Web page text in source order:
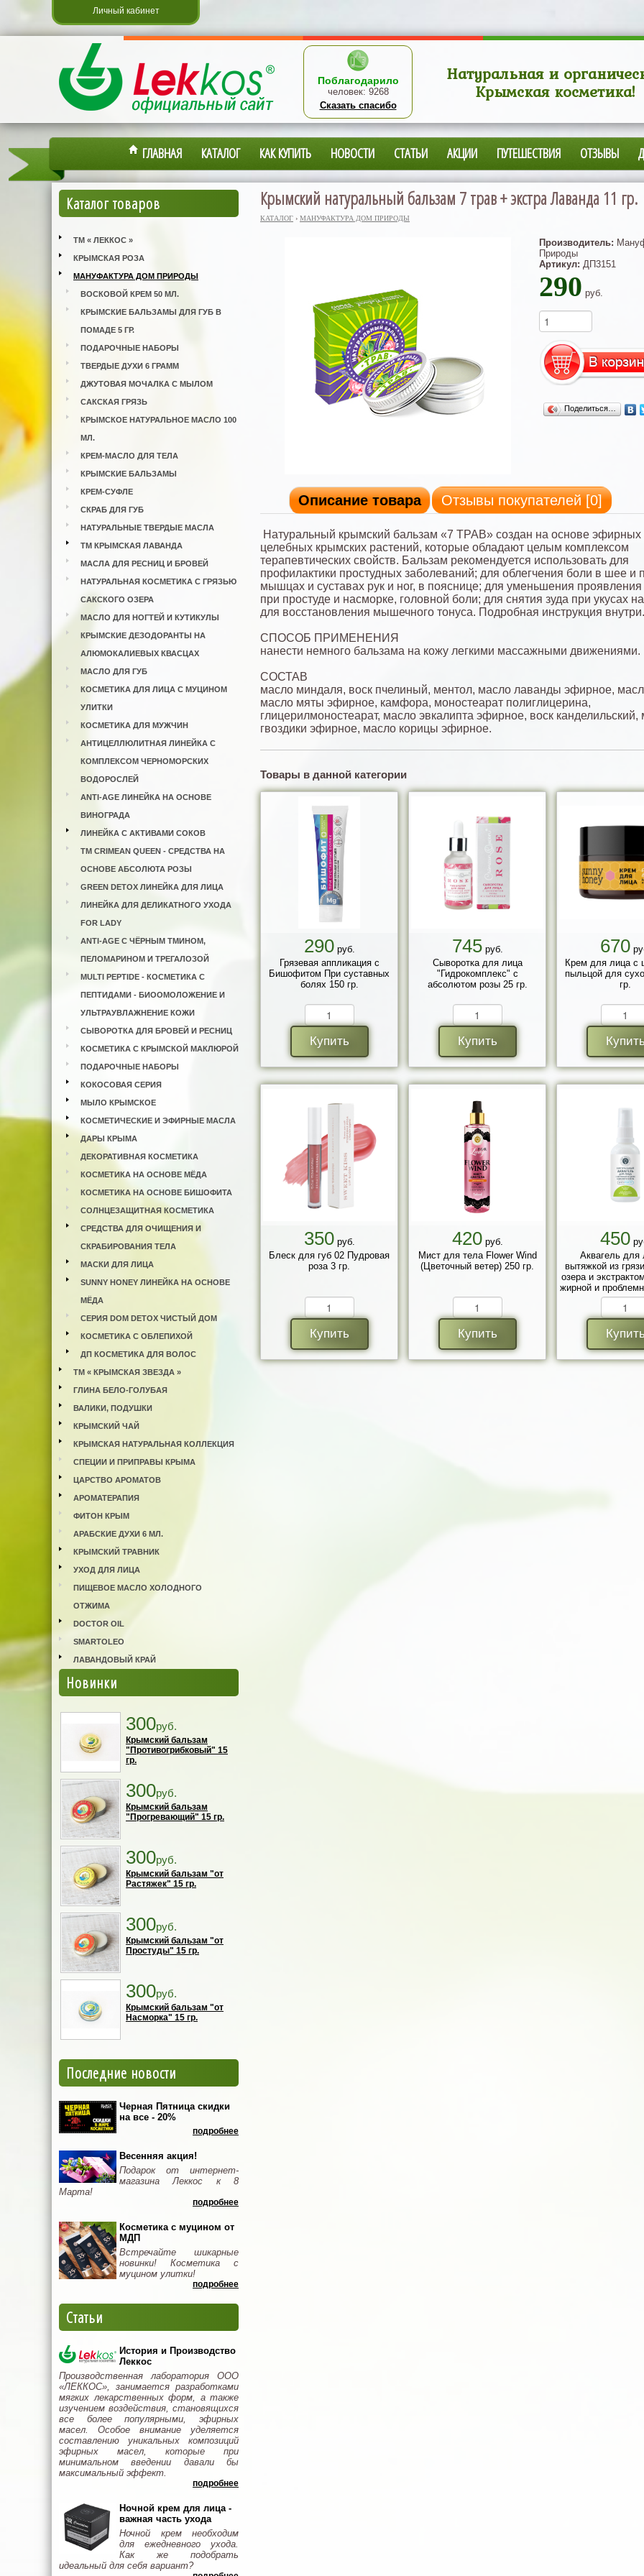
Личный кабинет
Поблагодарило
человек: 9268
Сказать спасибо
Натуральная и
Крымская косметика!
ГЛАВНАЯ КАТАЛОГ КАК КУПИТЬ НОВОСТИ СТАТЬИ АКЦИИ ПУТЕШЕСТВИЯ ОТЗЫВЫ
Каталог товаров
ТМ « ЛЕККОС »
КРЫМСКАЯ РОЗА
МАНУФАКТУРА ДОМ ПРИРОДЫ
ВОСКОВОЙ КРЕМ 50 МЛ.
КРЫМСКИЕ БАЛЬЗАМЫ ДЛЯ ГУБ В
ПОМАДЕ 5 ГР.
ПОДАРОЧНЫЕ НАБОРЫ
ТВЕРДЫЕ ДУХИ 6 ГРАММ
ДЖУТОВАЯ МОЧАЛКА С МЫЛОМ
САКСКАЯ ГРЯЗЬ
КРЫМСКОЕ НАТУРАЛЬНОЕ МАСЛО 100
МЛ.
КРЕМ-МАСЛО ДЛЯ ТЕЛА
КРЫМСКИЕ БАЛЬЗАМЫ
КРЕМ-СУФЛЕ
СКРАБ ДЛЯ ГУБ
НАТУРАЛЬНЫЕ ТВЕРДЫЕ МАСЛА
ТМ КРЫМСКАЯ ЛАВАНДА
МАСЛА ДЛЯ РЕСНИЦ И БРОВЕЙ
НАТУРАЛЬНАЯ КОСМЕТИКА С ГРЯЗЬЮ
САКСКОГО ОЗЕРА
МАСЛО ДЛЯ НОГТЕЙ И КУТИКУЛЫ
КРЫМСКИЕ ДЕЗОДОРАНТЫ НА
АЛЮМОКАЛИЕВЫХ КВАСЦАХ
МАСЛО ДЛЯ ГУБ
КОСМЕТИКА ДЛЯ ЛИЦА С МУЦИНОМ
УЛИТКИ
КОСМЕТИКА ДЛЯ МУЖЧИН
АНТИЦЕЛЛЮЛИТНАЯ ЛИНЕЙКА С
КОМПЛЕКСОМ ЧЕРНОМОРСКИХ
ВОДОРОСЛЕЙ
ANTI-AGE ЛИНЕЙКА НА ОСНОВЕ
ВИНОГРАДА
ЛИНЕЙКА С АКТИВАМИ СОКОВ
ТМ CRIMEAN QUEEN - СРЕДСТВА НА
ОСНОВЕ АБСОЛЮТА РОЗЫ
GREEN DETOX ЛИНЕЙКА ДЛЯ ЛИЦА
ЛИНЕЙКА ДЛЯ ДЕЛИКАТНОГО УХОДА
FOR LADY
ANTI-AGE С ЧЁРНЫМ ТМИНОМ,
ПЕЛОМАРИНОМ И ТРЕГАЛОЗОЙ
MULTI PEPTIDE - КОСМЕТИКА С
ПЕПТИДАМИ - БИООМОЛОЖЕНИЕ И
УЛЬТРАУВЛАЖНЕНИЕ КОЖИ
СЫВОРОТКА ДЛЯ БРОВЕЙ И РЕСНИЦ
КОСМЕТИКА С КРЫМСКОЙ МАКЛЮРОЙ
ПОДАРОЧНЫЕ НАБОРЫ
КОКОСОВАЯ СЕРИЯ
МЫЛО КРЫМСКОЕ
КОСМЕТИЧЕСКИЕ И ЭФИРНЫЕ МАСЛА
ДАРЫ КРЫМА
ДЕКОРАТИВНАЯ КОСМЕТИКА
КОСМЕТИКА НА ОСНОВЕ МЁДА
КОСМЕТИКА НА ОСНОВЕ БИШОФИТА
СОЛНЦЕЗАЩИТНАЯ КОСМЕТИКА
СРЕДСТВА ДЛЯ ОЧИЩЕНИЯ И
СКРАБИРОВАНИЯ ТЕЛА
МАСКИ ДЛЯ ЛИЦА
SUNNY HONEY ЛИНЕЙКА НА ОСНОВЕ
МЁДА
СЕРИЯ DOM DETOX ЧИСТЫЙ ДОМ
КОСМЕТИКА С ОБЛЕПИХОЙ
ДП КОСМЕТИКА ДЛЯ ВОЛОС
ТМ « КРЫМСКАЯ ЗВЕЗДА »
ГЛИНА БЕЛО-ГОЛУБАЯ
ВАЛИКИ, ПОДУШКИ
КРЫМСКИЙ ЧАЙ
КРЫМСКАЯ НАТУРАЛЬНАЯ КОЛЛЕКЦИЯ
СПЕЦИИ И ПРИПРАВЫ КРЫМА
ЦАРСТВО АРОМАТОВ
АРОМАТЕРАПИЯ
ФИТОН КРЫМ
АРАБСКИЕ ДУХИ 6 МЛ.
КРЫМСКИЙ ТРАВНИК
УХОД ДЛЯ ЛИЦА
ПИЩЕВОЕ МАСЛО ХОЛОДНОГО
ОТЖИМА
DOCTOR OIL
SMARTOLEO
ЛАВАНДОВЫЙ КРАЙ
Новинки
300руб.
Крымский бальзам
"Противогрибковый" 15
гр.
300руб.
Крымский бальзам
"Прогревающий" 15 гр.
300руб.
Крымский бальзам "от
Растяжек" 15 гр.
300руб.
Крымский бальзам "от
Простуды" 15 гр.
300руб.
Крымский бальзам "от
Насморка" 15 гр.
Последние новости
Черная Пятница скидки
на все - 20%
подробнее
Весенняя акция!
Подарок от интернет-
магазина Леккос к 8
Марта!
подробнее
Косметика с муцином от
МДП
Встречайте шикарные
новинки! Косметика с
муцином улитки!
подробнее
Статьи
История и Производство
Леккос
Производственная лаборатория ООО
«ЛЕККОС», занимается разработками
мягких лекарственных форм, а также
изучением воздействия, становящихся
все более популярными, эфирных
масел. Особое внимание уделяется
составлению уникальных композиций
эфирных масел, которые при
минимальном введении давали бы
максимальный эффект.
подробнее
Ночной крем для лица -
важная часть ухода
Ночной крем необходим
для ежедневного ухода.
Как же подобрать
идеальный для себя вариант?
Крымский натуральный бальзам 7 трав + экстра Лаванда 11 гр.
КАТАЛОГ › МАНУФАКТУРА ДОМ ПРИРОДЫ
Производитель:
Природы
Артикул: ДП3151
290 руб.
Поделиться…
Описание товара Отзывы покупателей [0]
Натуральный крымский бальзам «7 ТРАВ» создан на основе эфирных
целебных крымских растений, которые обладают целым комплексом
терапевтических свойств. Бальзам рекомендуется использовать для
профилактики простудных заболеваний; для облегчения боли в шее и
мышцах и суставах рук и ног, в пояснице; для уменьшения
при простуде и насморке, головной боли; для снятия зуда при укусах
для восстановления мышечного тонуса. Подробная инструкция внутри.
СПОСОБ ПРИМЕНЕНИЯ
нанести немного бальзама на кожу легкими массажными движениями.
СОСТАВ
масло миндаля, воск пчелиный, ментол, масло лаванды эфирное,
масло мяты эфирное, камфора, моностеарат полиглицерина,
глицерилмоностеарат, масло эвкалипта эфирное, воск канделильский,
гвоздики эфирное, масло корицы эфирное.
Товары в данной категории
290руб.
Грязевая аппликация с
Бишофитом При суставных
болях 150 гр.
Купить
745руб.
Сыворотка для лица
"Гидрокомплекс" с
абсолютом розы 25 гр.
Купить
670
Крем для лица с
пыльцой для
гр.
350руб.
Блеск для губ 02 Пудровая
роза 3 гр.
Купить
420руб.
Мист для тела Flower Wind
(Цветочный ветер) 250 гр.
Купить
450
Аквагель для
вытяжкой из
озера и
жирной и
гр.